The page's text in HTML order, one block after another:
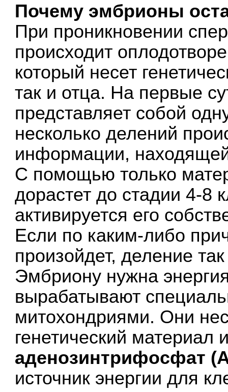
Почему эмбрионы
При проникновении
происходит
который несет
так и отца. На первые
представляет собой
несколько делений
информации,
С помощью только
дорастет до стадии 4-8
активируется его
Если по каким-либо
произойдет, деление
Эмбриону нужна
вырабатывают
митохондриями. Они
генетический материал
аденозинтрифосфат
источник энергии для